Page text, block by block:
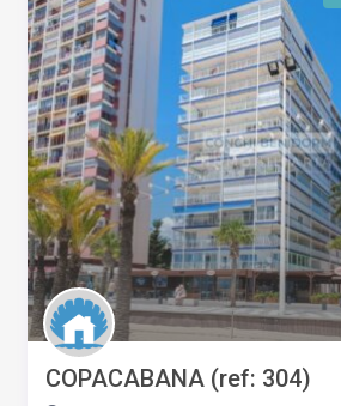
COPACABANA (ref: 304)